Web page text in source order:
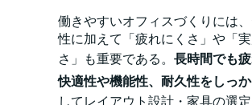
働きやすいオフィスづくりには
性に加えて「疲れにくさ」や「
さ」も重要である。 長時間でも
快適性や機能性、耐久性をしっ